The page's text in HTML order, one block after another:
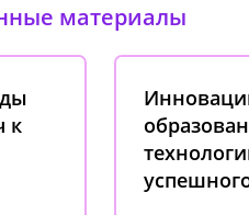
материалы
к